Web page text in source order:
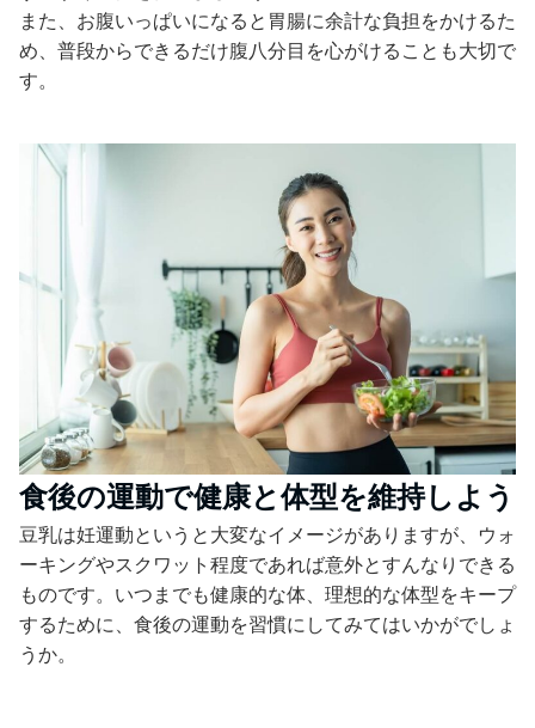
また、お腹いっぱいになると胃腸に余計な負担をかけるた
め、普段からできるだけ腹八分目を心がけることも大切で
す。
食後の運動で健康と体型を維持しよう
豆乳は妊運動というと大変なイメージがありますが、ウォ
ーキングやスクワット程度であれば意外とすんなりできる
ものです。いつまでも健康的な体、理想的な体型をキープ
するために、食後の運動を習慣にしてみてはいかがでしょ
うか。